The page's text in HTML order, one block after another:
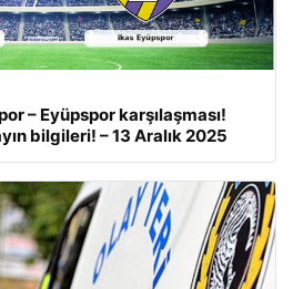
– Eyüpspor karşılaşması!
bilgileri! – 13 Aralık 2025